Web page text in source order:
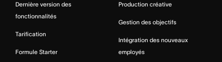
Dernière version des
fonctionnalités
Tarification
Formule Starter
Production créative
Gestion des objectifs
Intégration des nouveaux
employés